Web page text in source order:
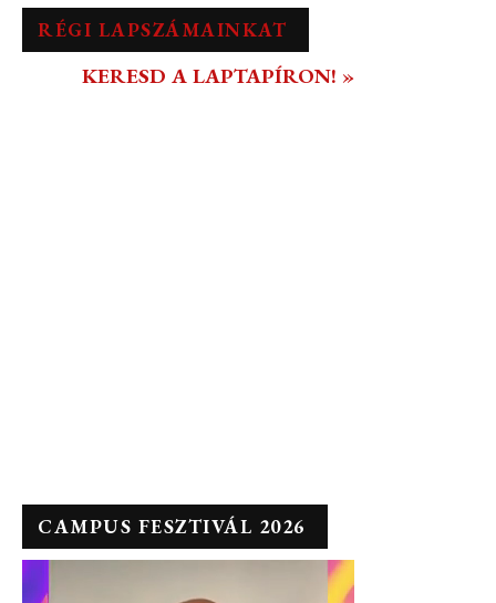
RÉGI LAPSZÁMAINKAT
KERESD A LAPTAPÍRON! »
CAMPUS FESZTIVÁL 2026